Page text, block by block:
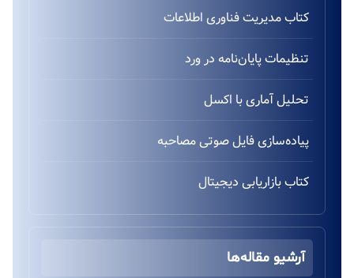
کتاب مدیریت فناوری اطلاعات
تنظیمات پایان‌نامه در ورد
تحلیل آماری با اکسل
پیاده‌سازی فایل صوتی مصاحبه
کتاب بازاریابی دیجیتال
آرشیو مقاله‌ها